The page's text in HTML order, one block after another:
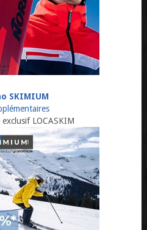
SKIMIUM
LOCASKIM